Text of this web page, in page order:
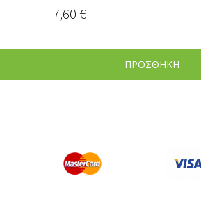
7,60 €
ΠΡΟΣΘΗΚΗ